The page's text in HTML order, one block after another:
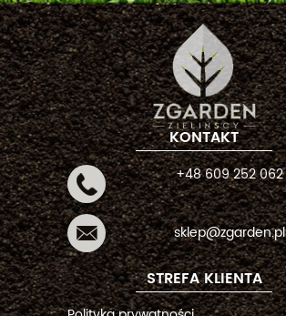
KONTAKT
+48 609 252 062
sklep@zgarden.pl
STREFA KLIENTA